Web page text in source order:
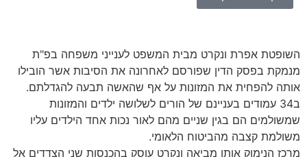
השופטת אפרת ונקרט מבית המשפט לענייני משפחה בפ"ת
מנמקת בפסק הדין שפורסם לאחרונה את הסיבות אשר הובילו
אותה להפחית את המזונות על אף שהאשה תבעה להגדלתם.
ב34 עמודים בעניינם של הורים לשלושה ילדים והמזונות
שמשולמים הם בגין שניים מהם לאור נכות אחד הילדים עליו
משולמת קצבה מהביטוח הלאומי.
מרכז הנימוק אותו מביאה ונקרט עוסק בהכנסות שני הצדדים אל